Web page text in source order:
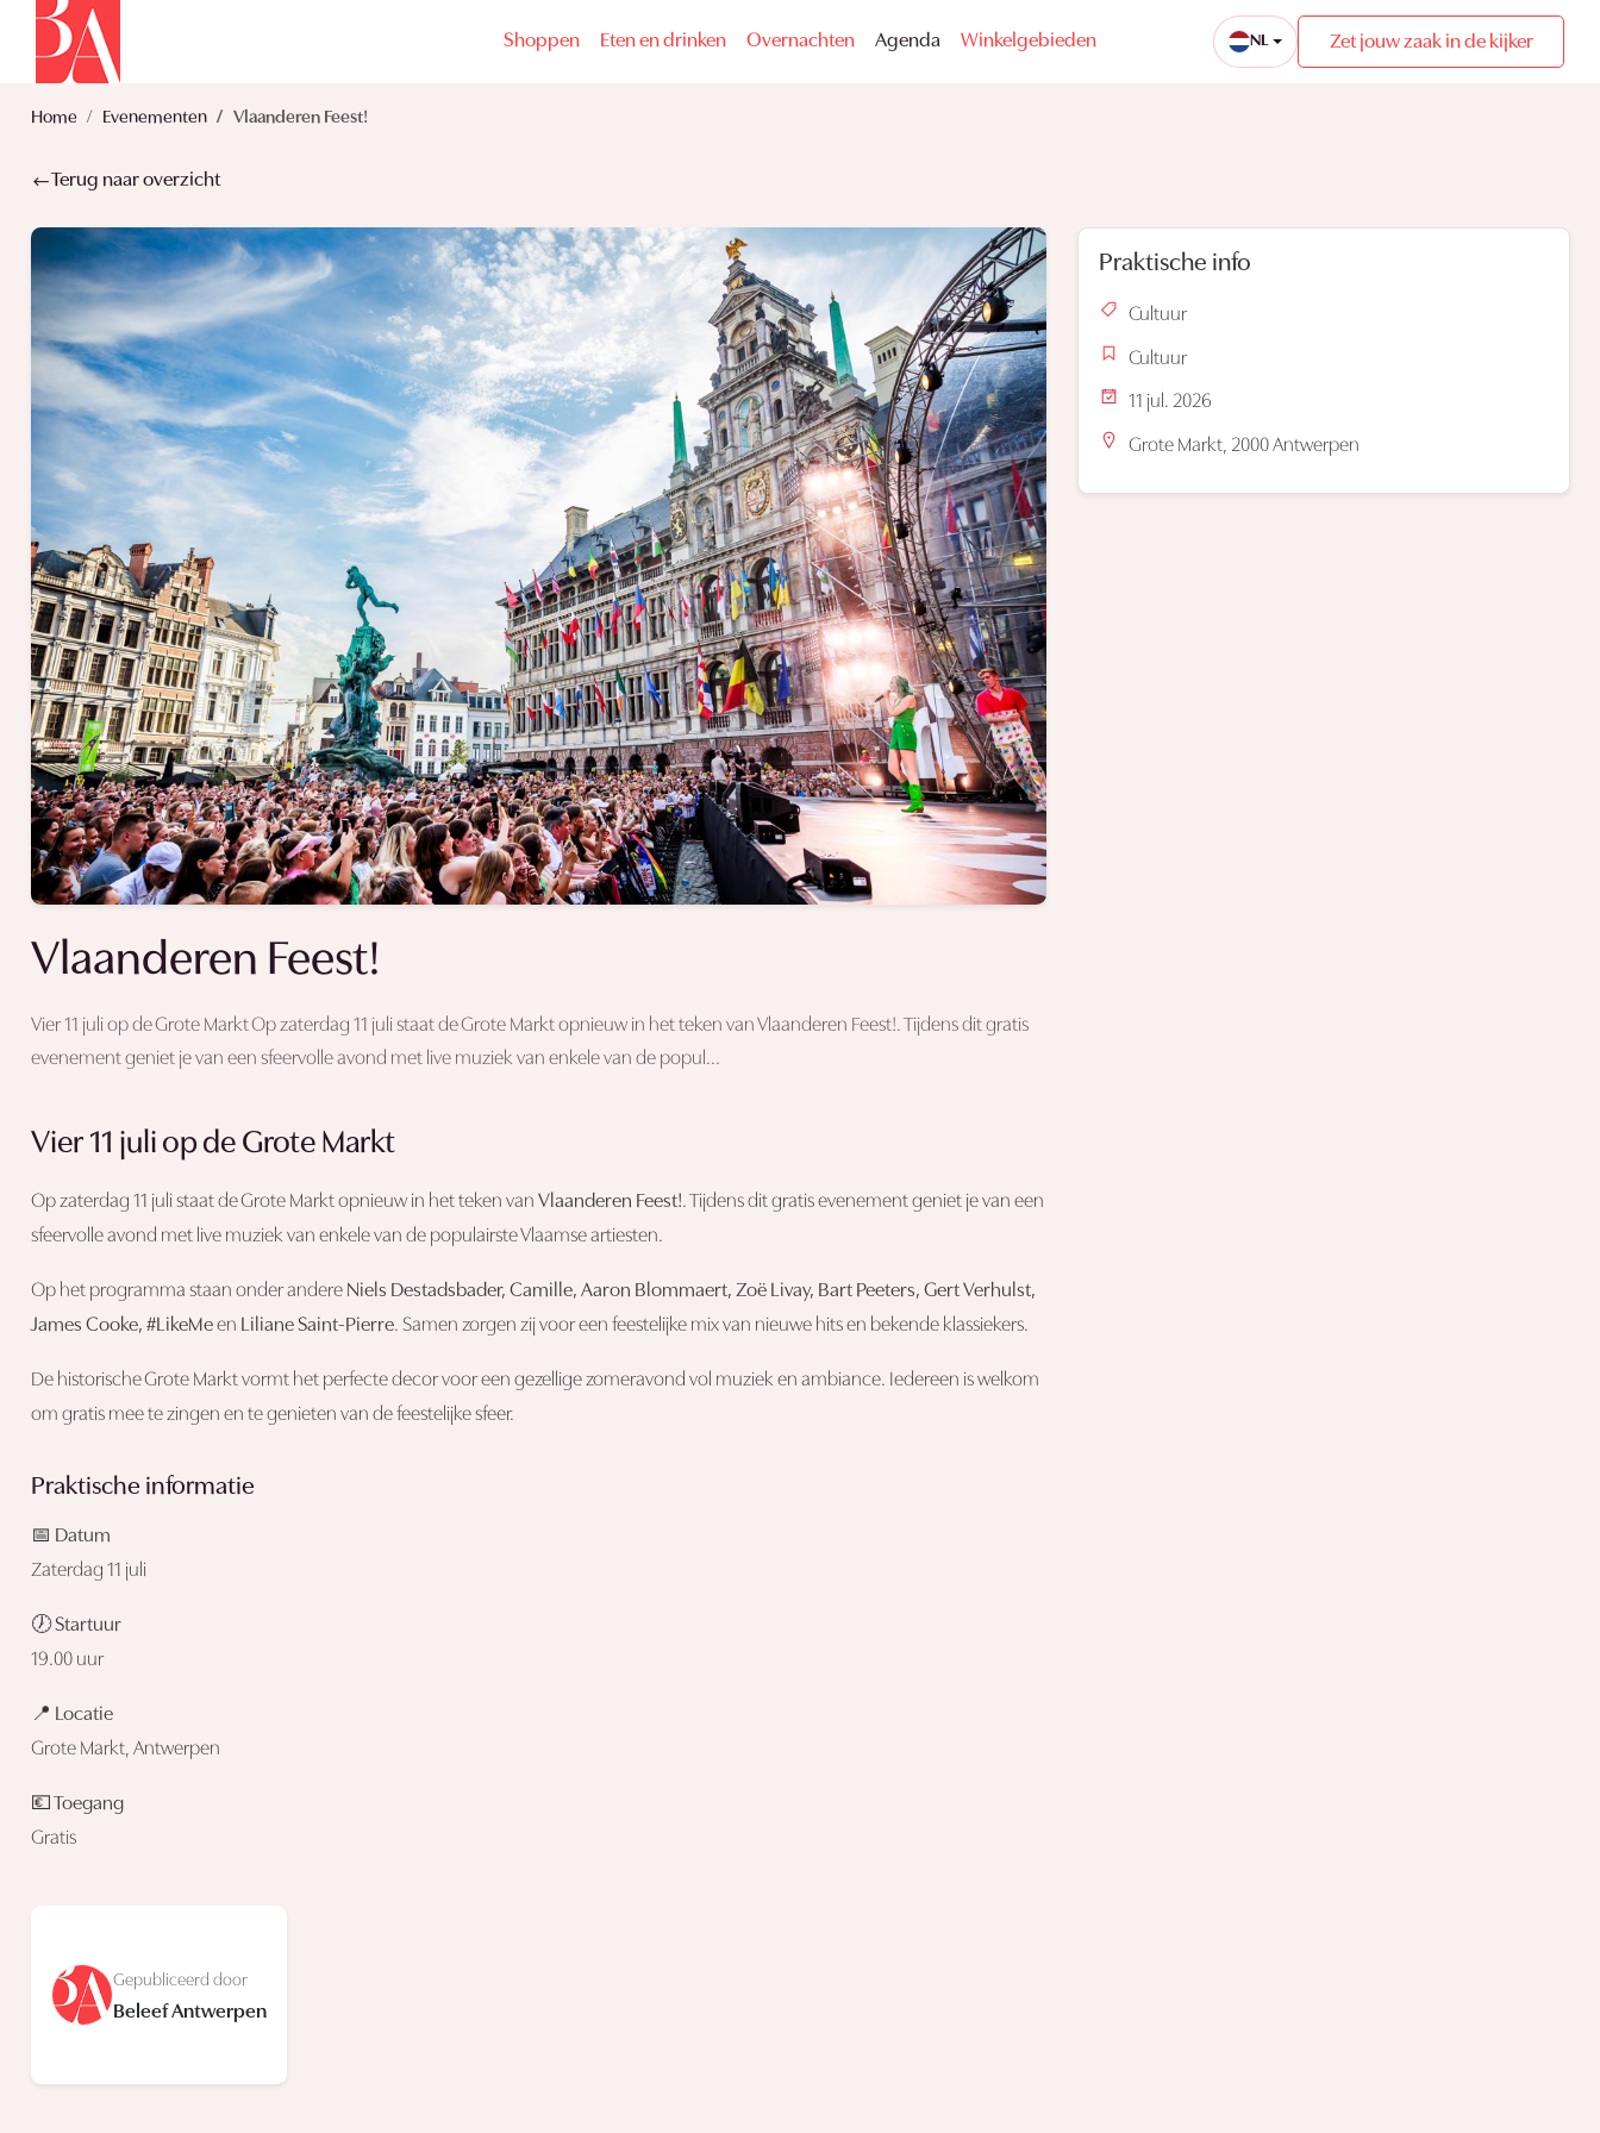
Shoppen Eten en drinken Overnachten Agenda Winkelgebieden NL Zet jouw zaak in de kijker
Home Evenementen Vlaanderen Feest!
Terug naar overzicht
Vlaanderen Feest!
Vier 11 juli op de Grote Markt Op zaterdag 11 juli staat de Grote Markt opnieuw in het teken van Vlaanderen Feest!. Tijdens dit gratis
evenement geniet je van een sfeervolle avond met live muziek van enkele van de popul...
Vier 11 juli op de Grote Markt
Op zaterdag 11 juli staat de Grote Markt opnieuw in het teken van Vlaanderen Feest!. Tijdens dit gratis evenement geniet je van een
sfeervolle avond met live muziek van enkele van de populairste Vlaamse artiesten.
Op het programma staan onder andere Niels Destadsbader, Camille, Aaron Blommaert, Zoë Livay, Bart Peeters, Gert Verhulst,
James Cooke, #LikeMeen Liliane Saint-Pierre. Samen zorgen zij voor een feestelijke mix van nieuwe hits en bekende klassiekers.
De historische Grote Markt vormt het perfecte decor voor een gezellige zomeravond vol muziek en ambiance. Iedereen is welkom
om gratis mee te zingen en te genieten van de feestelijke sfeer.
Praktische informatie
📅 Datum
Zaterdag 11 juli
🕖 Startuur
19.00 uur
📍 Locatie
Grote Markt, Antwerpen
💶 Toegang
Gratis
Gepubliceerd door
Beleef Antwerpen
Praktische info
Cultuur
Cultuur
11 jul. 2026
Grote Markt, 2000 Antwerpen